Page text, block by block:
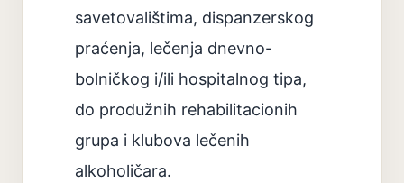
savetovalištima, dispanzerskog
praćenja, lečenja dnevno-
bolničkog i/ili hospitalnog tipa,
do produžnih rehabilitacionih
grupa i klubova lečenih
alkoholičara.